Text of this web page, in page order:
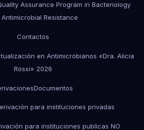
Assurance Program in Bacteriology
Antimicrobial Resistance
Contactos
en Antimicrobianos «Dra. Alicia
Rossi» 2026
Documentos
para instituciones privadas
para instituciones publicas NO